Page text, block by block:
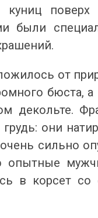
ВВЕЧЕРІ ВЖЕ
перевірити всіх
Зранку світить
приходить сильний...
а...
куниц
были
от
бюста,
декольте.
они
сильно
опытные
в корсет